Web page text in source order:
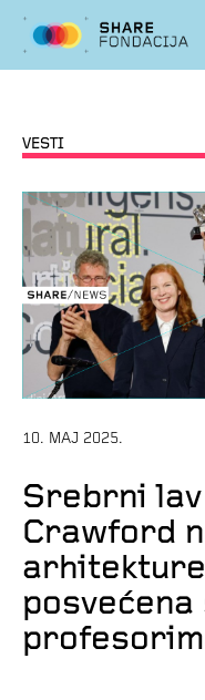
VESTI
10. MAJ 2025.
Srebrni
Crawford